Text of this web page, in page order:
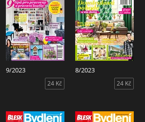
9/2023
24 Kč
8/2023
24 Kč